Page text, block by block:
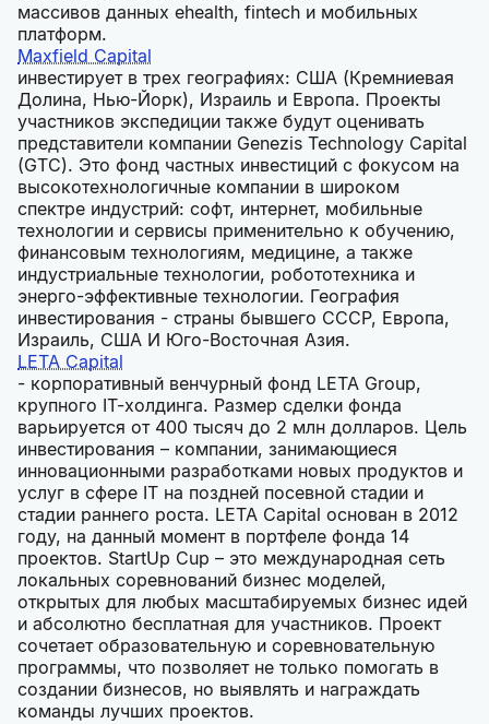
массивов данных ehealth, fintech и мобильных
платформ.
Maxfield Capital
инвестирует в трех географиях: США (Кремниевая
Долина, Нью-Йорк), Израиль и Европа. Проекты
участников экспедиции также будут оценивать
представители компании Genezis Technology Capital
(GTC). Это фонд частных инвестиций с фокусом на
высокотехнологичные компании в широком
спектре индустрий: софт, интернет, мобильные
технологии и сервисы применительно к обучению,
финансовым технологиям, медицине, а также
индустриальные технологии, робототехника и
энерго-эффективные технологии. География
инвестирования - страны бывшего СССР, Европа,
Израиль, США И Юго-Восточная Азия.
LETA Capital
- корпоративный венчурный фонд LETA Group,
крупного IT-холдинга. Размер сделки фонда
варьируется от 400 тысяч до 2 млн долларов. Цель
инвестирования – компании, занимающиеся
инновационными разработками новых продуктов и
услуг в сфере IT на поздней посевной стадии и
стадии раннего роста. LETA Capital основан в 2012
году, на данный момент в портфеле фонда 14
проектов. StartUp Cup – это международная сеть
локальных соревнований бизнес моделей,
открытых для любых масштабируемых бизнес идей
и абсолютно бесплатная для участников. Проект
сочетает образовательную и соревновательную
программы, что позволяет не только помогать в
создании бизнесов, но выявлять и награждать
команды лучших проектов.